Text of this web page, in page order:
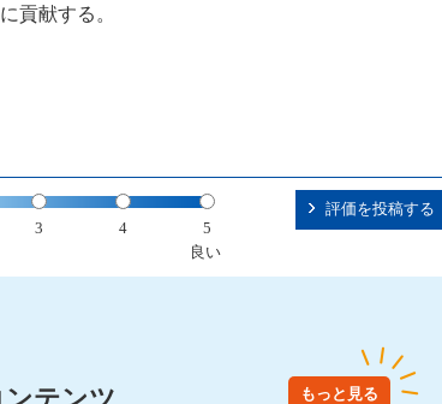
貢献する。
3 4
5
良い
評価を投稿する
もっと見る